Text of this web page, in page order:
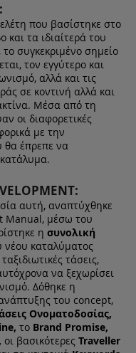
που βασίστηκε στο
και τα ιδιαίτερά του
συγκεκριμένο σημείο
τον εγγύτερο και
αλλά και τις
σε κοντινή αλλά και
Μέσα από τη
οι διαφορετικές
με την
θα έπρεπε να
αυτή, αναπτύχθηκε
Manual, μέσω του
η συνολική
νέου καταλύματος
τάσεις,
να ξεχωρίσει
Δόθηκε η
του concept,
Ονοματοδοσίας,
το Brand Promise,
οι βασικότερες Traveller